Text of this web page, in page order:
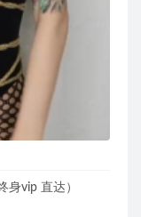
身vip 直达）